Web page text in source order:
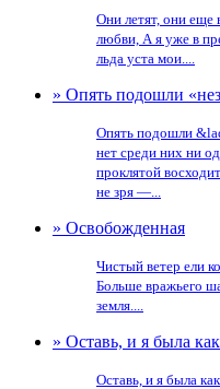
Они летят, они еще
любви, А я уже в
льда уста мои....
» Опять подошли
Опять подошли
нет среди них ни
проклятой
не зря —...
» Освобожденная
Чистый ветер ели
Больше вражьего
земля....
» Оставь, и я была
Оставь, и я была